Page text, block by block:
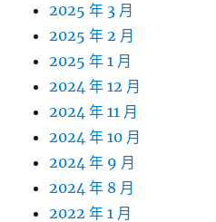
2025 年 3 月
2025 年 2 月
2025 年 1 月
2024 年 12 月
2024 年 11 月
2024 年 10 月
2024 年 9 月
2024 年 8 月
2022 年 1 月